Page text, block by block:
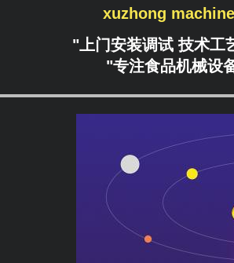
xuzhong
"上门安装调试 技术工
"专注食品机械设